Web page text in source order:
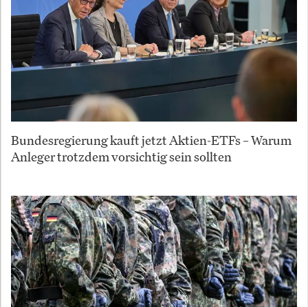
Bundesregierung kauft jetzt Aktien-ETFs – Warum
Anleger trotzdem vorsichtig sein sollten